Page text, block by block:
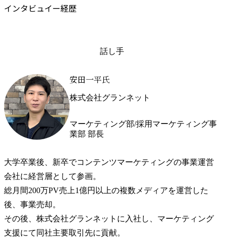
インタビュイー経歴
話し手
安田一平氏
株式会社グランネット
マーケティング部/採用マーケティング事
業部 部長
大学卒業後、新卒でコンテンツマーケティングの事業運営
会社に経営層として参画。
総月間200万PV売上1億円以上の複数メディアを運営した
後、事業売却。
その後、株式会社グランネットに入社し、マーケティング
支援にて同社主要取引先に貢献。